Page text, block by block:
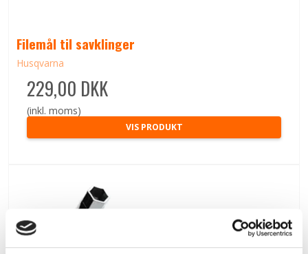
Filemål til savklinger
Husqvarna
229,00 DKK
(inkl. moms)
VIS PRODUKT